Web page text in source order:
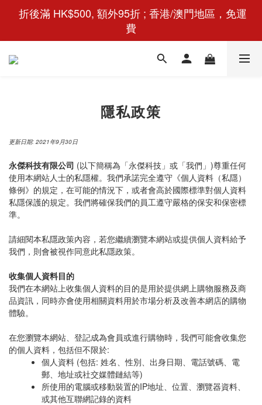
費
隱私政策
更新日期: 2021年9月30日
永傑科技有限公司 (以下簡稱為「永傑科技」或「我們」)尊重任何
使用本網站人士的私隱權。我們承諾完全遵守《個人資料（私隱）
條例》的規定，在可能的情況下，或者會高於國際標準對個人資料
私隱保護的規定。我們將確保我們的員工遵守嚴格的保安和保密標
準。
請細閱本私隱政策內容，若您繼續瀏覽本網站或提供個人資料給予
我們，則會被視作同意此私隱政策。
收集個人資料目的
我們在本網站上收集個人資料的目的是用於提供網上購物服務及商
品資訊，同時亦會使用相關資料用於市場分析及改善本網店的購物
體驗。
在您瀏覽本網站、登記成為會員或進行購物時，我們可能會收集您
的個人資料，包括但不限於:
個人資料 (包括: 姓名、性別、出身日期、電話號碼、電
郵、地址或社交媒體鏈結等)
所使用的電腦或移動裝置的IP地址、位置、瀏覽器資料、
或其他互聯網記錄的資料